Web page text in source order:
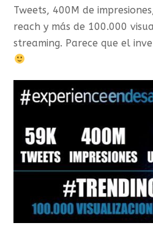
Tweets, 400M de
reach y más de 100.000
streaming. Parece que el